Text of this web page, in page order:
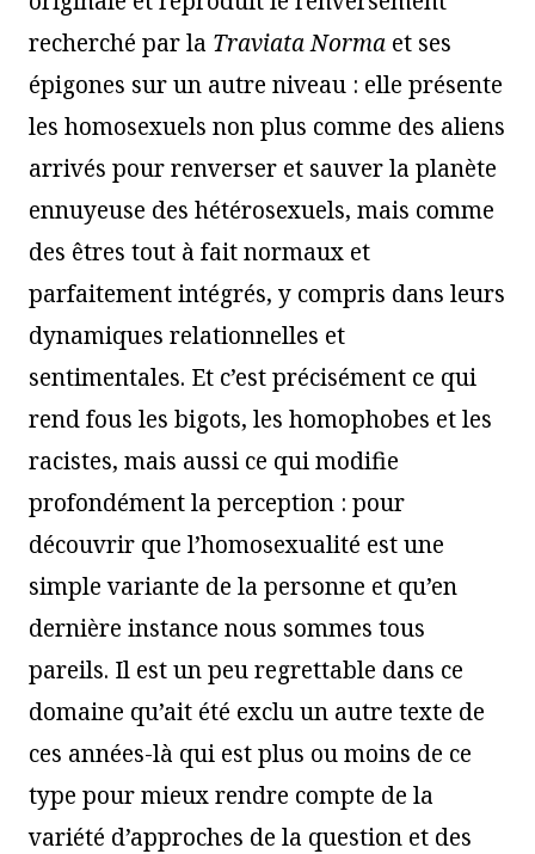
recherché par la Traviata Norma et ses
épigones sur un autre niveau : elle présente
les homosexuels non plus comme des aliens
arrivés pour renverser et sauver la planète
ennuyeuse des hétérosexuels, mais comme
des êtres tout à fait normaux et
parfaitement intégrés, y compris dans leurs
dynamiques relationnelles et
sentimentales. Et c’est précisément ce qui
rend fous les bigots, les homophobes et les
racistes, mais aussi ce qui modifie
profondément la perception : pour
découvrir que l’homosexualité est une
simple variante de la personne et qu’en
dernière instance nous sommes tous
pareils. Il est un peu regrettable dans ce
domaine qu’ait été exclu un autre texte de
ces années-là qui est plus ou moins de ce
type pour mieux rendre compte de la
variété d’approches de la question et des